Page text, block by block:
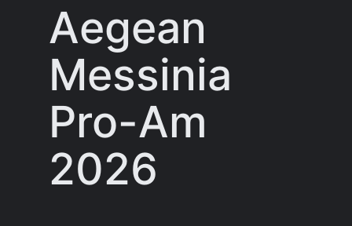
Aegean
Messinia
Pro-Am
2026